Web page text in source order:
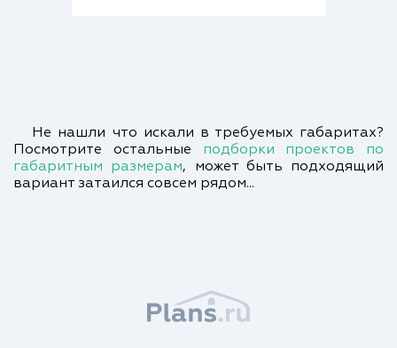
Не нашли что искали в требуемых габаритах?
Посмотрите остальные подборки проектов по
габаритным размерам, может быть подходящий
вариант затаился совсем рядом...